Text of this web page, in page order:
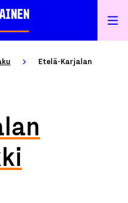
Etelä-Karjalan